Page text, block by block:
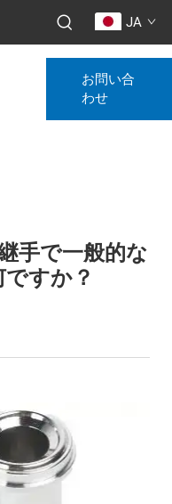
JA
お問い合
わせ
手で一般的な
すか？